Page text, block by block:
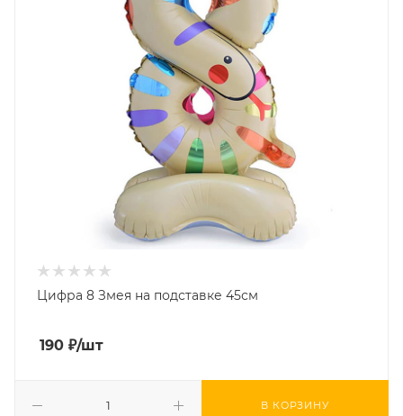
Цифра 8 Змея на подставке 45см
190 ₽/шт
В КОРЗИНУ